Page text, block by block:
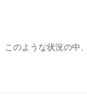
のような状況の中